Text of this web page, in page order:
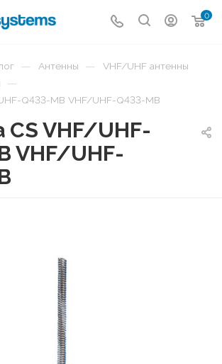
0
— Антенны — VHF/UHF антенны
—
Q433-MB VHF/UHF-Q433-MB
CS VHF/UHF-
VHF/UHF-